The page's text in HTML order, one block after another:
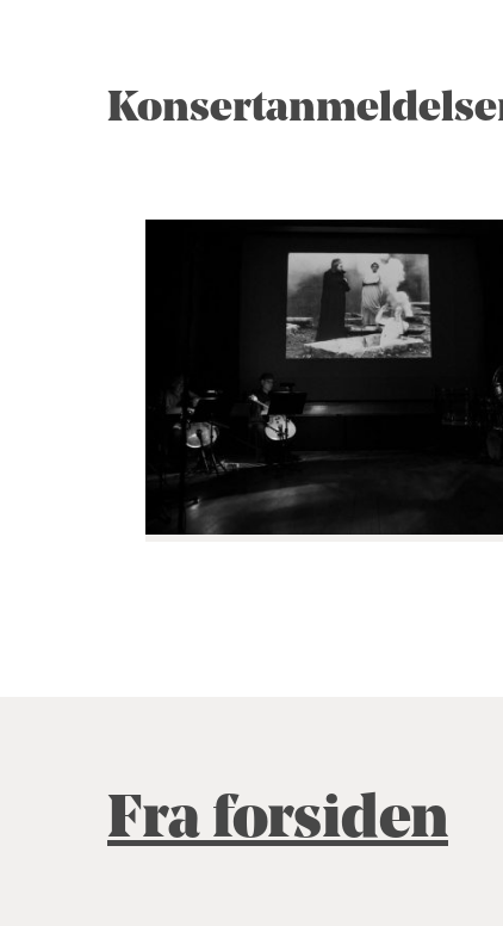
Fra forsiden